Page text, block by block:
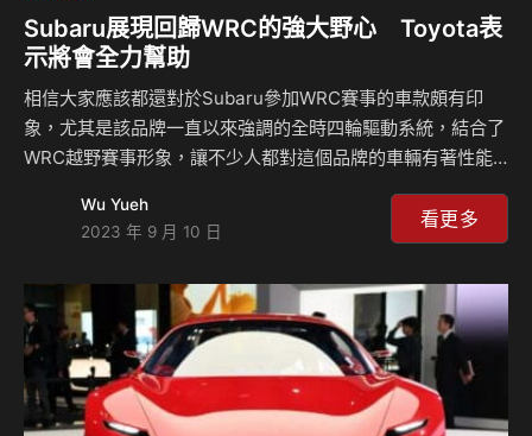
Subaru展現回歸WRC的強大野心 Toyota表
示將會全力幫助
相信大家應該都還對於Subaru參加WRC賽事的車款頗有印
象，尤其是該品牌一直以來強調的全時四輪驅動系統，結合了
WRC越野賽事形象，讓不少人都對這個品牌的車輛有著性能
Subaru就已經退出了WRC賽事，但近年來賽車風氣的上升，
加上大家對於性能車款的喜愛度增加，他們似乎又想要回歸到
力賽上，FIA國際汽聯會的主席Mohammed Ben Sulayem表
示Subaru很快將會重新加入歐洲賽車系列賽，而且在Toyota
的幫助以及支持下會很快看到他們站上賽場，這其中
Mohammed Ben S…
Wu Yueh
2023 年 9 月 10 日
看更多